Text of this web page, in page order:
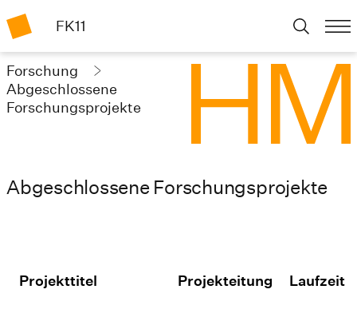
FK11
Forschung
Abgeschlossene
Forschungsprojekte
Abgeschlossene Forschungsprojekte
Projekttitel Projekteitung Laufzeit